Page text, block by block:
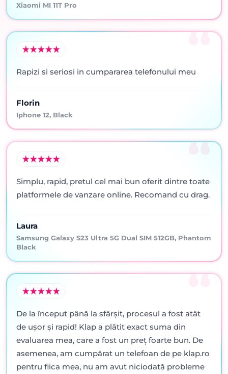
Xiaomi MI 11T Pro
Rapizi si seriosi in cumpararea telefonului meu
Florin
Iphone 12, Black
Simplu, rapid, pretul cel mai bun oferit dintre toate
platformele de vanzare online. Recomand cu drag.
Laura
Samsung Galaxy S23 Ultra 5G Dual SIM 512GB, Phantom
Black
De la început până la sfârșit, procesul a fost atât
de ușor și rapid! Klap a plătit exact suma din
evaluarea mea, care a fost un preț foarte bun. De
asemenea, am cumpărat un telefoan de pe klap.ro
pentru fiica mea, nu am avut niciodată probleme